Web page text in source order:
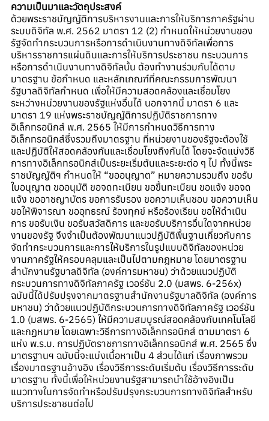
ความเป็นมาและวัตถุประสงค์
ด้วยพระราชบัญญัติการบริหารงานและการให้บริการภาครัฐผ่าน
ระบบดิจิทัล พ.ศ. 2562 มาตรา 12 (2) กำหนดให้หน่วยงานของ
รัฐจัดทำกระบวนการหรือการดำเนินงานทางดิจิทัลเพื่อการ
บริหารราชการแผ่นดินและการให้บริการประชาชน กระบวนการ
หรือการดำเนินงานทางดิจิทัลนั้น ต้องทำงานร่วมกันได้ตาม
มาตรฐาน ข้อกำหนด และหลักเกณฑ์ที่คณะกรรมการพัฒนา
รัฐบาลดิจิทัลกำหนด เพื่อให้มีความสอดคล้องและเชื่อมโยง
ระหว่างหน่วยงานของรัฐแห่งอื่นได้ นอกจากนี้ มาตรา 6 และ
มาตรา 19 แห่งพระราชบัญญัติการปฏิบัติราชการทาง
อิเล็กทรอนิกส์ พ.ศ. 2565 ให้มีการกำหนดวิธีการทาง
อิเล็กทรอนิกส์ซึ่งรวมถึงมาตรฐาน ที่หน่วยงานของรัฐจะต้องใช้
และปฏิบัติให้สอดคล้องกันและเชื่อมโยงถึงกันได้ โดยจะจัดแบ่งวิธี
การทางอิเล็กทรอนิกส์เป็นระยะเริ่มต้นและระยะต่อ ๆ ไป ทั้งนี้พระ
ราชบัญญัติฯ กำหนดให้ “ขออนุญาต” หมายความรวมถึง ขอรับ
ใบอนุญาต ขออนุมัติ ขอจดทะเบียน ขอขึ้นทะเบียน ขอแจ้ง ขอจด
แจ้ง ขออาชญาบัตร ขอการรับรอง ขอความเห็นชอบ ขอความเห็น
ขอให้พิจารณา ขออุทธรณ์ ร้องทุกข์ หรือร้องเรียน ขอให้ดำเนิน
การ ขอรับเงิน ขอรับสวัสดิการ และขอรับบริการอื่นใดจากหน่วย
งานของรัฐ จึงจำเป็นต้องพัฒนาแนวปฏิบัติพื้นฐานเกี่ยวกับการ
จัดทำกระบวนการและการให้บริการในรูปแบบดิจิทัลของหน่วย
งานภาครัฐให้ครอบคลุมและเป็นไปตามกฎหมาย โดยมาตรฐาน
สำนักงานรัฐบาลดิจิทัล (องค์การมหาชน) ว่าด้วยแนวปฏิบัติ
กระบวนการทางดิจิทัลภาครัฐ เวอร์ชัน 2.0 (มสพร. 6-256x)
ฉบับนี้ได้ปรับปรุงจากมาตรฐานสำนักงานรัฐบาลดิจิทัล (องค์การ
มหาชน) ว่าด้วยแนวปฏิบัติกระบวนการทางดิจิทัลภาครัฐ เวอร์ชัน
1.0 (มสพร. 6-2565) ให้มีความสมบูรณ์สอดคล้องกับเทคโนโลยี
และกฏหมาย โดยเฉพาะวิธีการทางอิเล็กทรอนิกส์ ตามมาตรา 6
แห่ง พ.ร.บ. การปฏิบัตราชการทางอิเล็กทรอนิกส์ พ.ศ. 2565 ซึ่ง
มาตรฐานฯ ฉบับนี้จะแบ่งเนื้อหาเป็น 4 ส่วนได้แก่ เรื่องภาพรวม
เรื่องมาตรฐานอ้างอิง เรื่องวิธีการระดับเริ่มต้น เรื่องวิธีการระดับ
มาตรฐาน ทั้งนี้เพื่อให้หน่วยงานรัฐสามารถนำใช้อ้างอิงเป็น
แนวทางในการจัดทำหรือปรับปรุงกระบวนการทางดิจิทัลสำหรับ
บริการประชาชนต่อไป